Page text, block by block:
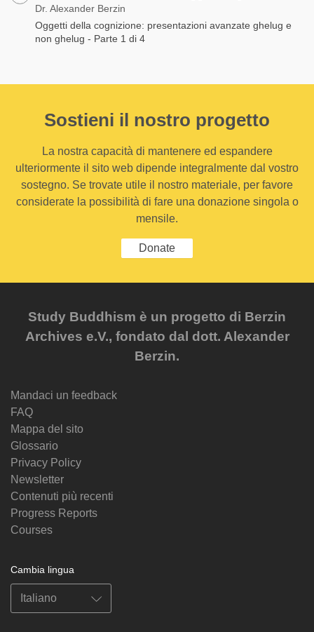
Dr. Alexander Berzin
Oggetti della cognizione: presentazioni avanzate ghelug e
non ghelug - Parte 1 di 4
Sostieni il nostro progetto
La nostra capacità di mantenere ed espandere
ulteriormente il sito web dipende integralmente dal vostro
sostegno. Se trovate utile il nostro materiale, per favore
considerate la possibilità di fare una donazione singola o
mensile.
Donate
Study Buddhism è un progetto di Berzin
Archives e.V., fondato dal dott. Alexander
Berzin.
Mandaci un feedback
FAQ
Mappa del sito
Glossario
Privacy Policy
Newsletter
Contenuti più recenti
Progress Reports
Courses
Cambia lingua